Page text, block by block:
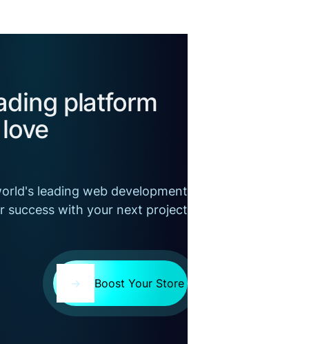
platform
leading web development
success with your next project
Boost Your Store
→